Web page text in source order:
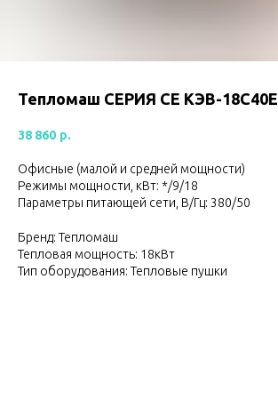
Тепломаш СЕРИЯ СЕ КЭВ-18С40Е
38 860 р.
Офисные (малой и средней мощности)
Режимы мощности, кВт: */9/18
Параметры питающей сети, В/Гц: 380/50
Бренд: Тепломаш
Тепловая мощность: 18кВт
Тип оборудования: Тепловые пушки